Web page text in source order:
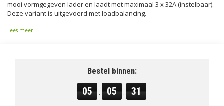
mooi vormgegeven lader en laadt met maximaal 3 x 32A (instelbaar).
Deze variant is uitgevoerd met loadbalancing.
Lees meer
Bestel binnen:
05 : 05 : 30